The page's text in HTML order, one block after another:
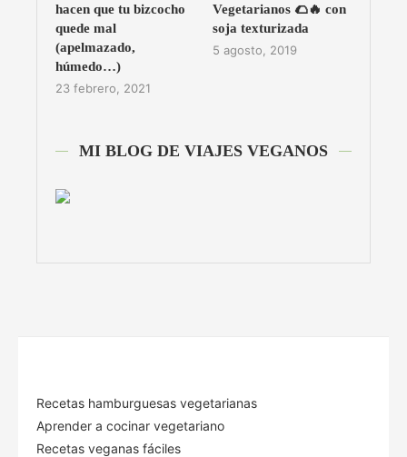
hacen que tu bizcocho
quede mal
(apelmazado,
húmedo…)
23 febrero, 2021
Vegetarianos 🌮🔥 con
soja texturizada
5 agosto, 2019
MI BLOG DE VIAJES VEGANOS
Recetas hamburguesas vegetarianas
Aprender a cocinar vegetariano
Recetas veganas fáciles